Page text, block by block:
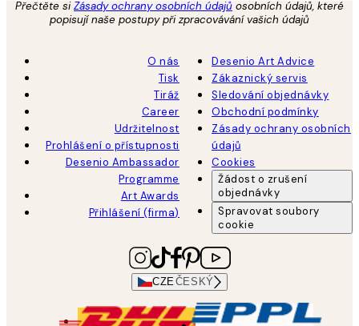
Přečtěte siZásady ochrany osobních údajů osobních údajů, které
popisují naše postupy při zpracovávání vašich údajů
O nás
Tisk
Tiráž
Career
Udržitelnost
Prohlášení o přístupnosti
Desenio Ambassador
Programme
Art Awards
Přihlášení (firma)
Desenio Art Advice
Zákaznický servis
Sledování objednávky
Obchodní podmínky
Zásady ochrany osobních
údajů
Cookies
Žádost o zrušení
objednávky
Spravovat soubory
cookie
CZEČESKÝ